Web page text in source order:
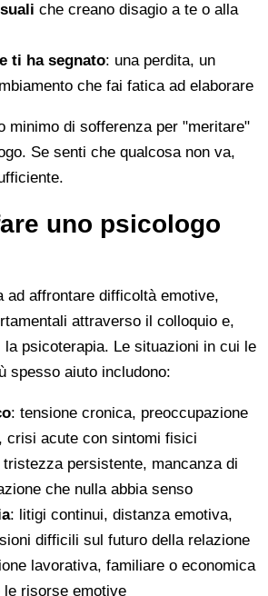
che creano disagio a te o alla
ti ha segnato: una perdita, un
che fai fatica ad elaborare
minimo di sofferenza per "meritare"
Se senti che qualcosa non va,
uno psicologo
ad affrontare difficoltà emotive,
attraverso il colloquio e,
la psicoterapia. Le situazioni in cui le
spesso aiuto includono:
: tensione cronica, preoccupazione
crisi acute con sintomi fisici
tristezza persistente, mancanza di
che nulla abbia senso
: litigi continui, distanza emotiva,
difficili sul futuro della relazione
lavorativa, familiare o economica
risorse emotive